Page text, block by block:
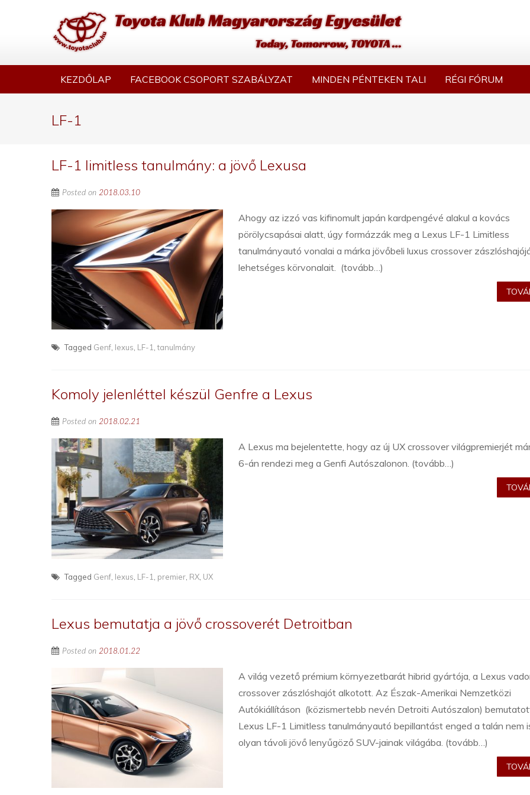
KEZDŐLAP FACEBOOK CSOPORT SZABÁLYZAT MINDEN PÉNTEKEN TALI RÉGI FÓRUM
LF-1
LF-1 limitless tanulmány: a jövő Lexusa
Posted on 2018.03.10
Ahogy az izzó vas kifinomult japán kardpengévé alakul a kovács
pörölycsapásai alatt, úgy formázzák meg a Lexus LF-1 Limitless
tanulmányautó vonalai a márka jövőbeli luxus crossover
lehetséges körvonalait. (tovább…)
Tagged Genf, lexus, LF-1,tanulmány
Komoly jelenléttel készül Genfre a Lexus
Posted on 2018.02.21
A Lexus ma bejelentette, hogy az új UX crossover világpremierjét
6-án rendezi meg a Genfi Autószalonon. (tovább…)
Tagged Genf lexus LF-1 premier RX UX
Lexus bemutatja a jövő crossoverét Detroitban
Posted on 2018.01.22
A világ vezető prémium környezetbarát hibrid gyártója, a Lexus
crossover zászlóshajót alkotott. Az Észak-Amerikai Nemzetközi
Autókiállításon (közismertebb nevén Detroiti Autószalon)
Lexus LF-1 Limitless tanulmányautó bepillantást enged a talán nem
olyan távoli jövő lenyűgöző SUV-jainak világába. (tovább…)